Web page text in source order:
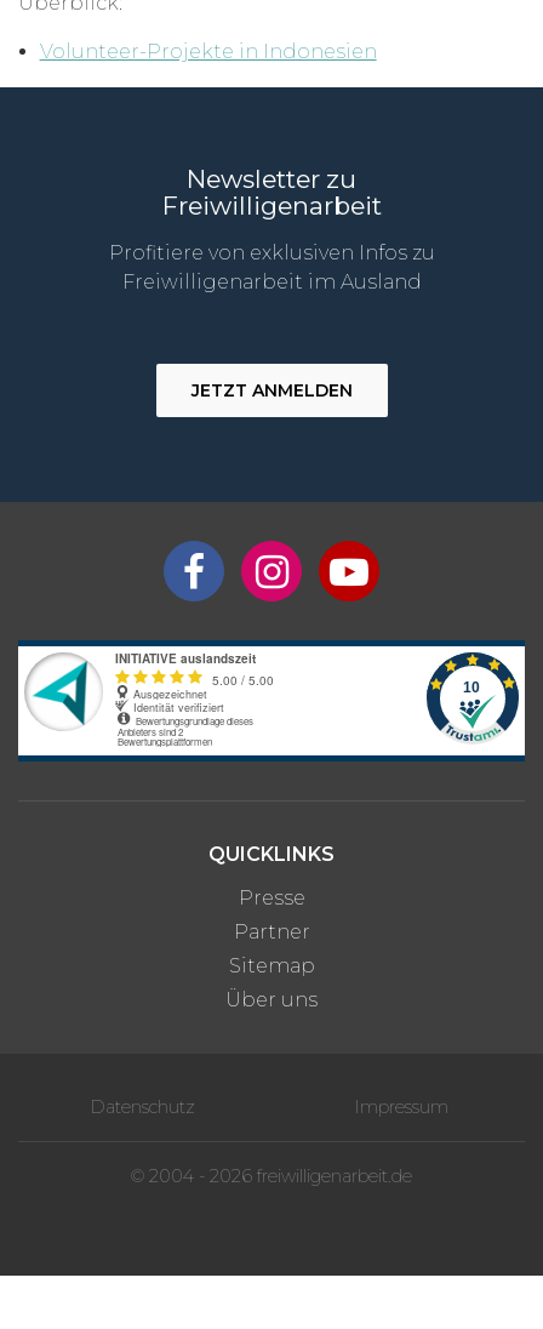
Volunteer-Projekte in Indonesien
Newsletter zu
Freiwilligenarbeit
Profitiere von exklusiven Infos zu
Freiwilligenarbeit im Ausland
JETZT ANMELDEN
QUICKLINKS
Presse
Partner
Sitemap
Über uns
Datenschutz Impressum
© 2004 - 2026 freiwilligenarbeit.de